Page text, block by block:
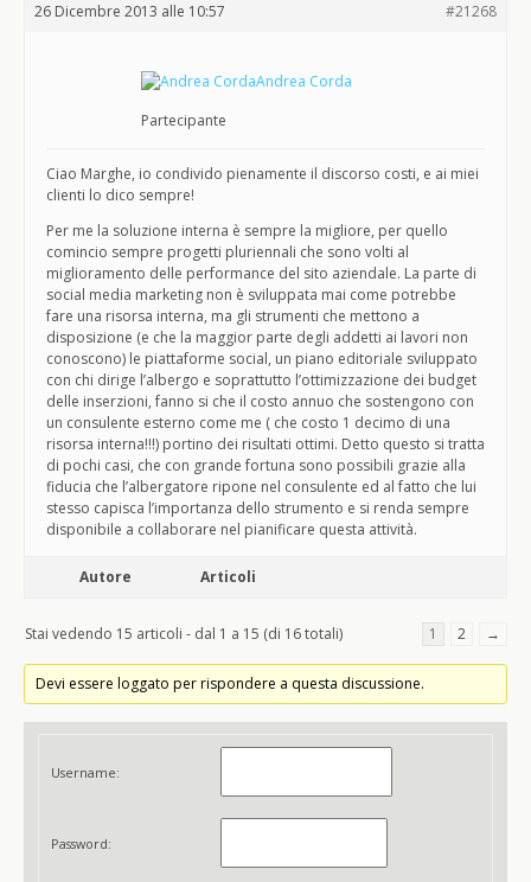
26 Dicembre 2013 alle 10:57 #21268
Andrea Corda
Partecipante
Ciao Marghe, io condivido pienamente il discorso costi, e ai miei
clienti lo dico sempre!
Per me la soluzione interna è sempre la migliore, per quello
comincio sempre progetti pluriennali che sono volti al
miglioramento delle performance del sito aziendale. La parte di
social media marketing non è sviluppata mai come potrebbe
fare una risorsa interna, ma gli strumenti che mettono a
disposizione (e che la maggior parte degli addetti ai lavori non
conoscono) le piattaforme social, un piano editoriale sviluppato
con chi dirige l’albergo e soprattutto l’ottimizzazione dei budget
delle inserzioni, fanno si che il costo annuo che sostengono con
un consulente esterno come me ( che costo 1 decimo di una
risorsa interna!!!) portino dei risultati ottimi. Detto questo si tratta
di pochi casi, che con grande fortuna sono possibili grazie alla
fiducia che l’albergatore ripone nel consulente ed al fatto che lui
stesso capisca l’importanza dello strumento e si renda sempre
disponibile a collaborare nel pianificare questa attività.
Autore Articoli
Stai vedendo 15 articoli - dal 1 a 15 (di 16 totali) 1 2 →
Devi essere loggato per rispondere a questa discussione.
Username:
Password: